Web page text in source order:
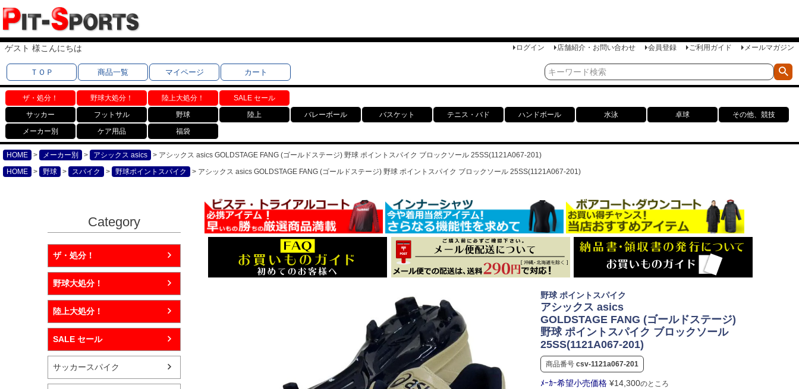
ゲスト 様こんにちは ログイン 店舗紹介・お問い合わせ 会員登録 ご利用ガイド メールマガジン
ＴＯＰ 商品一覧 マイページ カート
ザ・処分！ 野球大処分！ 陸上大処分！
SALE セール
サッカー
フットサル 野球 陸上 バレーボール バスケット テニス・バド ハンドボール 水泳 卓球
その他、競技
メーカー別
ケア用品 福袋
HOME メーカー別 アシックス asics
アシックス asics GOLDSTAGE FANG (ゴールドステージ) 野球 ポイントスパイク ブロックソール 25SS(1121A067-201)
HOME
野球 スパイク 野球ポイントスパイク アシックス asics GOLDSTAGE FANG (ゴールドステージ) 野球 ポイントスパイク ブロックソール 25SS(1121A067-201)
Category
ザ・処分！
野球大処分！
陸上大処分！
SALE セール
サッカースパイク
野球 ポイントスパイク
アシックス asics
GOLDSTAGE FANG (ゴールドステージ)
野球 ポイントスパイク ブロックソール
25SS(1121A067-201)
商品番号 csv-1121a067-201
ﾒｰｶｰ希望小売価格 ¥14,300のところ